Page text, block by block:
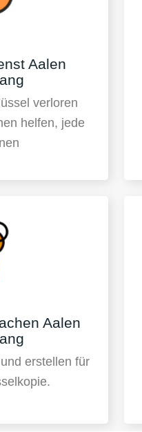
Aalen
verloren
helfen, jede
Aalen
erstellen für